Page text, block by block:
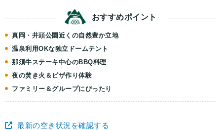
おすすめポイント
真岡・井頭公園近くの自然豊か立地
温泉利用OKな独立ドームテント
那須牛ステーキ中心のBBQ料理
夜の焚き火＆ピザ作り体験
ファミリー＆グループにぴったり
最新の空き状況を確認する